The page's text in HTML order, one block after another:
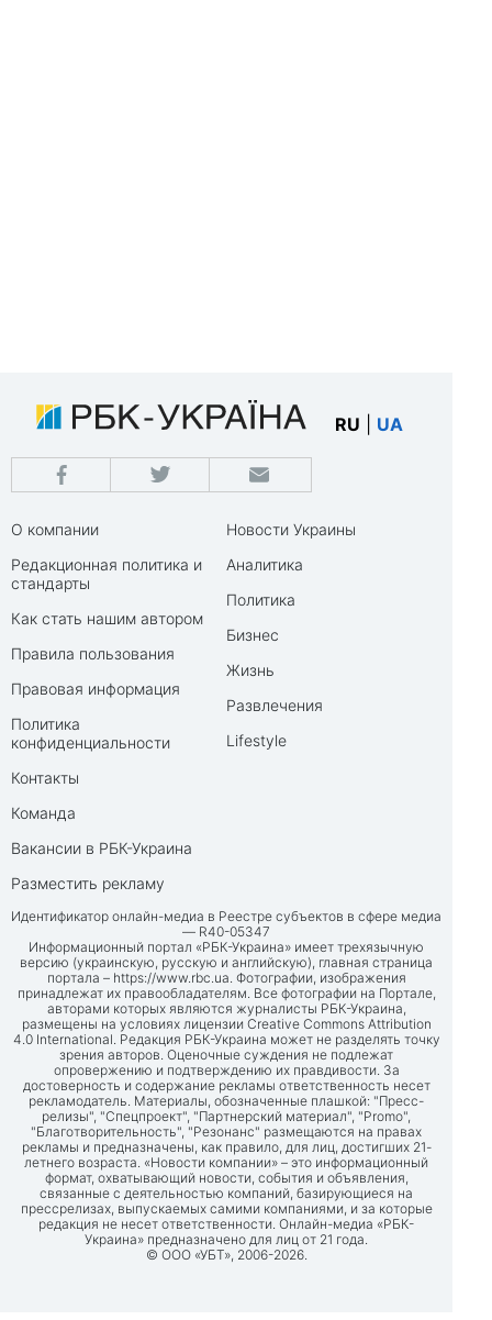
RU UA
О компании
Редакционная политика и
стандарты
Как стать нашим автором
Правила пользования
Правовая информация
Политика
конфиденциальности
Контакты
Команда
Вакансии в РБК-Украина
Разместить рекламу
Новости Украины
Аналитика
Политика
Бизнес
Жизнь
Развлечения
Lifestyle
Идентификатор онлайн-медиа в Реестре субъектов в сфере медиа
— R40-05347
Информационный портал «РБК-Украина» имеет трехязычную
версию (украинскую, русскую и английскую), главная страница
портала – https://www.rbc.ua. Фотографии, изображения
принадлежат их правообладателям. Все фотографии на Портале,
авторами которых являются журналисты РБК-Украина,
размещены на условиях лицензии Creative Commons Attribution
4.0 International. Редакция РБК-Украина может не разделять точку
зрения авторов. Оценочные суждения не подлежат
опровержению и подтверждению их правдивости. За
достоверность и содержание рекламы ответственность несет
рекламодатель. Материалы, обозначенные плашкой: "Пресс-
релизы", "Спецпроект", "Партнерский материал", "Promo",
"Благотворительность", "Резонанс" размещаются на правах
рекламы и предназначены, как правило, для лиц, достигших 21-
летнего возраста. «Новости компании» – это информационный
формат, охватывающий новости, события и объявления,
связанные с деятельностью компаний, базирующиеся на
прессрелизах, выпускаемых самими компаниями, и за которые
редакция не несет ответственности. Онлайн-медиа «РБК-
Украина» предназначено для лиц от 21 года.
© ООО «УБТ», 2006-2026.